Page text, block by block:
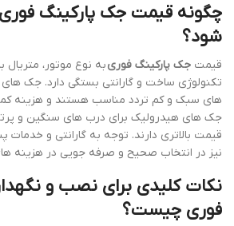
چگونه قیمت جک پارکینگ
شود؟
قیمت جک پارکینگ فوریبه نوع موتور،
تکنولوژی ساخت و گارانتی بستگی دارد. جک های
های سبک و کم تردد مناسب هستند و هزینه
جک های هیدرولیک برای درب های سنگین و
قیمت بالاتری دارند. توجه به گارانتی و
نیز در انتخاب صحیح و صرفه جویی در هزینه
نکات کلیدی برای نصب و
فوری چیست؟